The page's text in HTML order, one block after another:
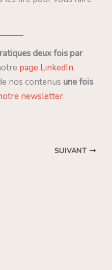
deux fois par
page LinkedIn.
nos contenus une fois
newsletter.
SUIVANT